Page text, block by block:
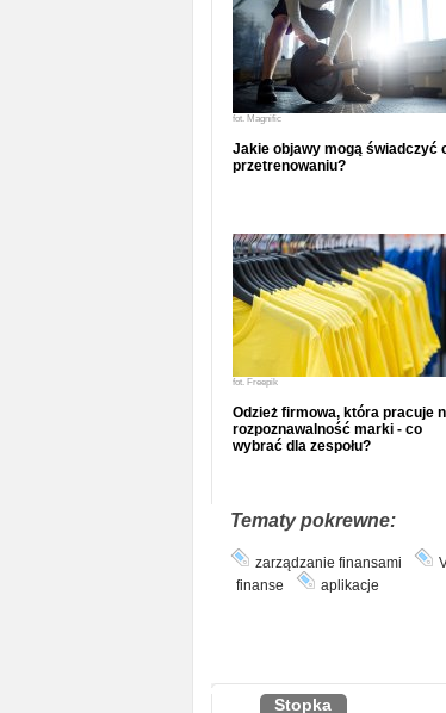
fot. Magnific
Jakie objawy mogą świadczyć
przetrenowaniu?
fot. Freepik
Odzież firmowa, która pracuje
rozpoznawalność marki - co
wybrać dla zespołu?
Tematy pokrewne:
zarządzanie finansami
finanse
aplikacje
Stopka